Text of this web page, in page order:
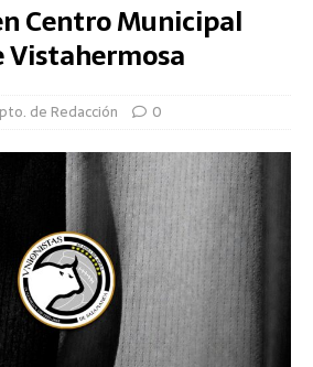
Centro Municipal
de Redacción 0